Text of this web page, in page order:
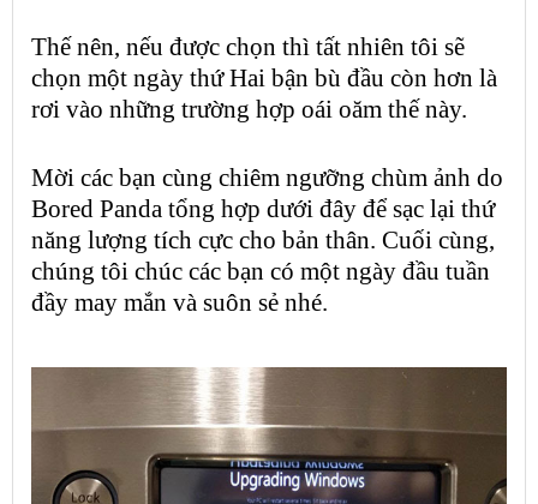
Thế nên, nếu được chọn thì tất nhiên tôi sẽ
chọn một ngày thứ Hai bận bù đầu còn hơn là
rơi vào những trường hợp oái oăm thế này.
Mời các bạn cùng chiêm ngưỡng chùm ảnh do
Bored Panda tổng hợp dưới đây để sạc lại thứ
năng lượng tích cực cho bản thân. Cuối cùng,
chúng tôi chúc các bạn có một ngày đầu tuần
đầy may mắn và suôn sẻ nhé.